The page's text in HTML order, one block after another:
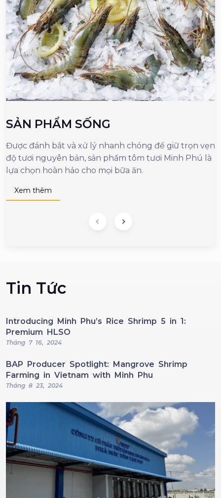
SẢN PHẨM SỐNG
Được đánh bắt và xử lý nhanh chóng để giữ trọn vẹn
độ tươi nguyên bản, sản phẩm tôm tươi Minh Phú là
lựa chọn hoàn hảo cho mọi bữa ăn.
Xem thêm
Tin Tức
Introducing Minh Phu’s Rice Shrimp 5 in 1:
Premium HLSO
Tháng 7 16, 2024
BAP Producer Spotlight: Mangrove Shrimp
Farming in Vietnam with Minh Phu
Tháng 8 23, 2024